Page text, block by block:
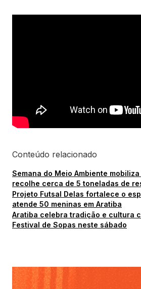
Conteúdo relacionado
Semana do Meio Ambiente
recolhe cerca de 5 toneladas de
Projeto Futsal Delas fortalece o
atende 50 meninas em Aratiba
Aratiba celebra tradição e cultura
Festival de Sopas neste sábado